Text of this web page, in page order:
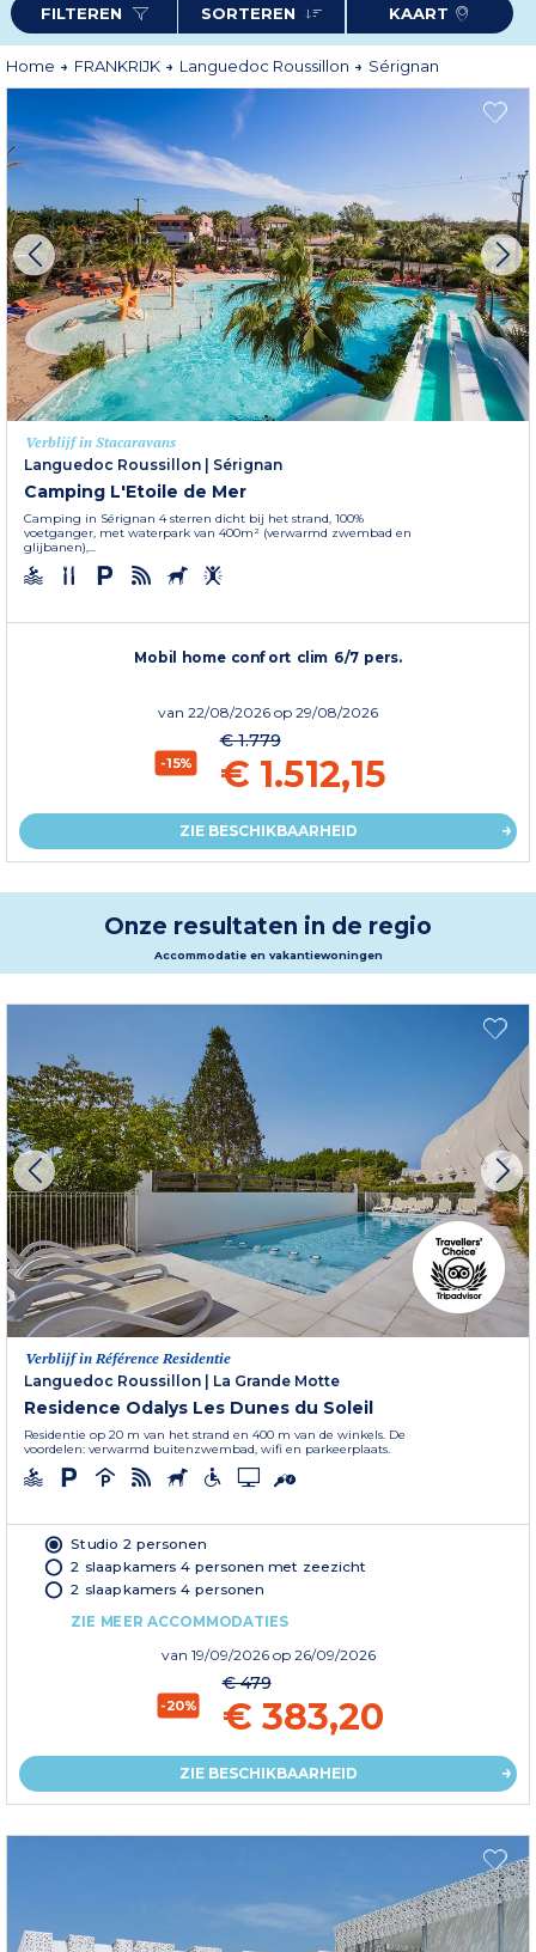
omgeving die heden en verleden combineert. Sérignan staat ook bekend als
ideale plek om lekker te luieren. Met 5 prachtige stranden biedt Sérignan u
de ideale omgeving voor een verblijf met de voeten in het water.
FILTEREN SORTEREN KAART
Home FRANKRIJK Languedoc Roussillon Sérignan
Verblijf in Stacaravans
Languedoc Roussillon
Sérignan
Camping L'Etoile de Mer
Camping in Sérignan 4 sterren dicht bij het strand, 100%
voetganger, met waterpark van 400m² (verwarmd zwembad en
glijbanen),...
Mobil home confort clim 6/7 pers.
van 22/08/2026 op 29/08/2026
-15%
€ 1.779
€ 1.512,15
ZIE BESCHIKBAARHEID
Onze resultaten in de regio
Accommodatie en vakantiewoningen
Verblijf in Référence Residentie
Languedoc Roussillon
La Grande Motte
Residence Odalys Les Dunes du Soleil
Residentie op 20 m van het strand en 400 m van de winkels. De
voordelen: verwarmd buitenzwembad, wifi en parkeerplaats.
Studio 2 personen
2 slaapkamers 4 personen met zeezicht
2 slaapkamers 4 personen
ZIE MEER ACCOMMODATIES
van 19/09/2026 op 26/09/2026
-20%
€ 479
€ 383,20
ZIE BESCHIKBAARHEID